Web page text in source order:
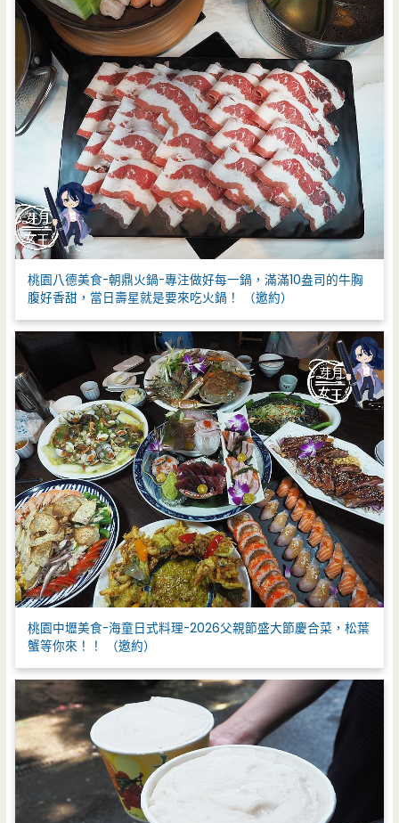
桃園八德美食-朝鼎火鍋-專注做好每一鍋，滿滿10盎司的牛胸
腹好香甜，當日壽星就是要來吃火鍋！ （邀約）
桃園中壢美食-海童日式料理-2026父親節盛大節慶合菜，松葉
蟹等你來！！ （邀約）